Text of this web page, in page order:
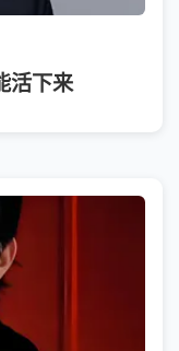
活下来